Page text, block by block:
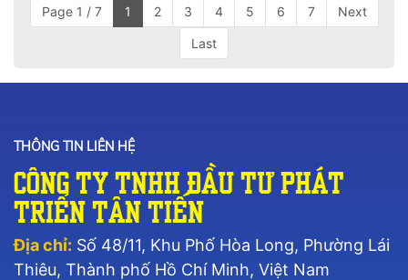
Page 1 / 7 1 2 3 4 5 6 7 Next
Last
THÔNG TIN LIÊN HỆ
Công Ty TNHH Đầu Tư Phát
Triển Tân Tiến
Địa chỉ: Số 48/11, Khu Phố Hòa Long, Phường Lái
Thiêu, Thành phố Hồ Chí Minh, Việt Nam